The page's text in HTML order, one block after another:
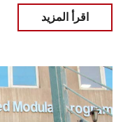
اقرأ المزيد